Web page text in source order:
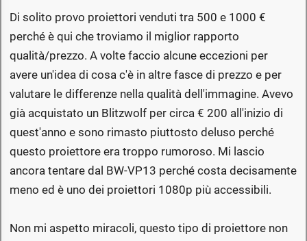
Di solito provo proiettori venduti tra 500 e 1000 €
perché è qui che troviamo il miglior rapporto
qualità/prezzo. A volte faccio alcune eccezioni per
avere un'idea di cosa c'è in altre fasce di prezzo e per
valutare le differenze nella qualità dell'immagine. Avevo
già acquistato un Blitzwolf per circa € 200 all'inizio di
quest'anno e sono rimasto piuttosto deluso perché
questo proiettore era troppo rumoroso. Mi lascio
ancora tentare dal BW-VP13 perché costa decisamente
meno ed è uno dei proiettori 1080p più accessibili.
Non mi aspetto miracoli, questo tipo di proiettore non